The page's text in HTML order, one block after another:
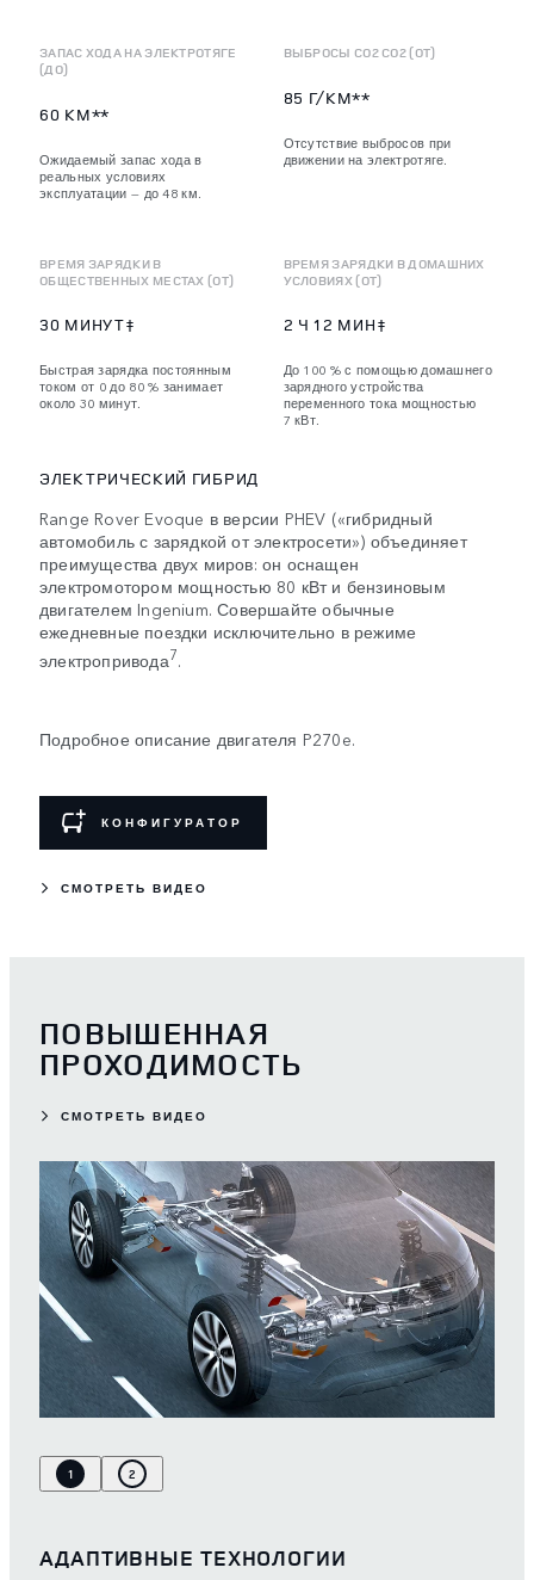
ЗАПАС ХОДА НА ЭЛЕКТРОТЯГЕ
(ДО)
60 КМ**
Ожидаемый запас хода в
реальных условиях
эксплуатации — до 48 км.
ВЫБРОСЫ CO2 CO2 (ОТ)
85 Г/КМ**
Отсутствие выбросов при
движении на электротяге.
ВРЕМЯ ЗАРЯДКИ В
ОБЩЕСТВЕННЫХ МЕСТАХ (ОТ)
30 МИНУТ‡
Быстрая зарядка постоянным
током от 0 до 80 % занимает
около 30 минут.
ВРЕМЯ ЗАРЯДКИ В ДОМАШНИХ
УСЛОВИЯХ (ОТ)
2 Ч 12 МИН‡
До 100 % с помощью домашнего
зарядного устройства
переменного тока мощностью
7 кВт.
ЭЛЕКТРИЧЕСКИЙ ГИБРИД
Range Rover Evoque в версии PHEV («гибридный
автомобиль с зарядкой от электросети») объединяет
преимущества двух миров: он оснащен
электромотором мощностью 80 кВт и бензиновым
двигателем Ingenium. Совершайте обычные
ежедневные поездки исключительно в режиме
электропривода7.
Подробное описание двигателя P270e.
КОНФИГУРАТОР
СМОТРЕТЬ ВИДЕО
ПОВЫШЕННАЯ
ПРОХОДИМОСТЬ
СМОТРЕТЬ ВИДЕО
1 2
АДАПТИВНЫЕ ТЕХНОЛОГИИ